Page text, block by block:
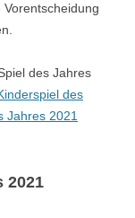
des Jahres
des
Jahres 2021
2021